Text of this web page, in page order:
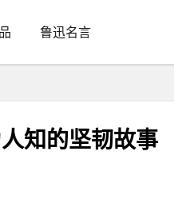
鲁迅名言
知的坚韧故事